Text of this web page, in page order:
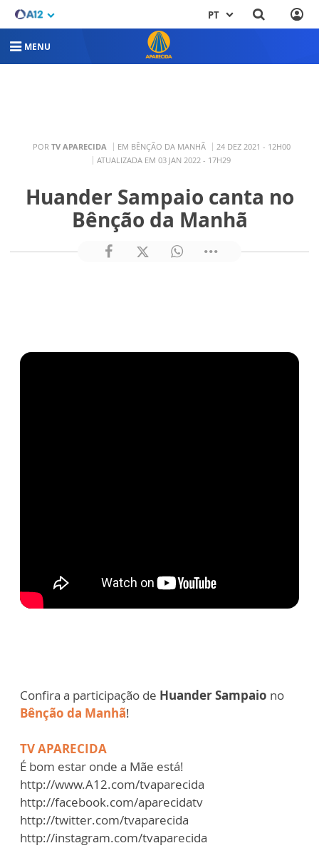
PT
MENU
POR TV APARECIDA EM BÊNÇÃO DA MANHÃ
24 DEZ 2021 - 12H00
ATUALIZADA EM 03 JAN 2022 - 17H29
Huander Sampaio canta no
Bênção da Manhã
Confira a participação de Huander Sampaio no
Bênção da Manhã!
TV APARECIDA
É bom estar onde a Mãe está!
http://www.A12.com/tvaparecida
http://facebook.com/aparecidatv
http://twitter.com/tvaparecida
http://instagram.com/tvaparecida